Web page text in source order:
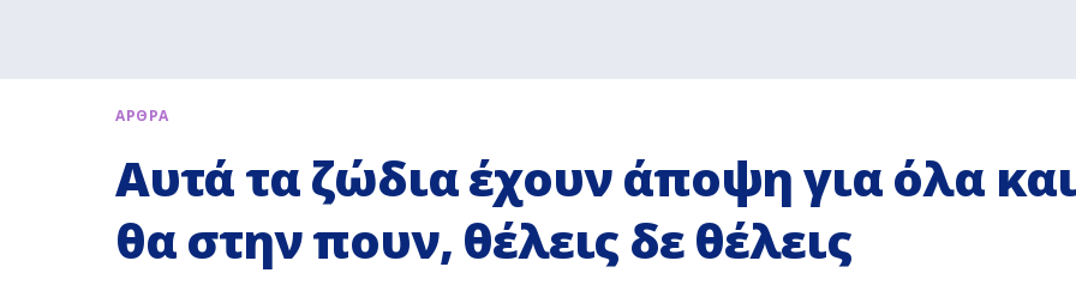
ΑΡΘΡΑ
Αυτά τα ζώδια έχουν άποψη για όλα
θα στην πουν, θέλεις δε θέλεις